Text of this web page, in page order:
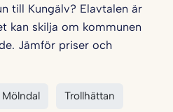
till Kungälv? Elavtalen är
kan skilja om kommunen
Jämför priser och
Mölndal Trollhättan